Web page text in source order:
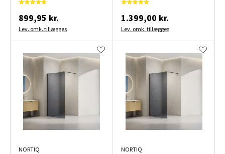
899,95 kr.
Lev. omk. tillægges
1.399,00 kr.
Lev. omk. tillægges
NORTIQ NORTIQ